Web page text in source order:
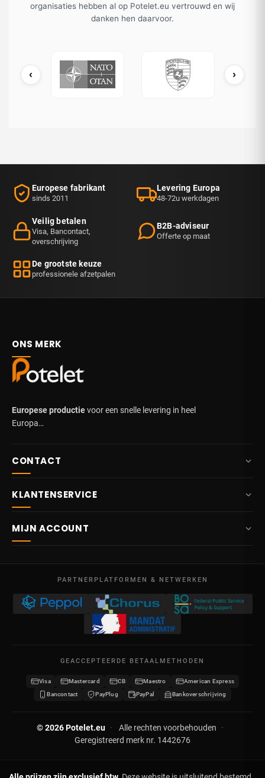
organisaties hebben al op Potelet.eu vertrouwd en wij
danken hen daarvoor.
‹
NATO / OTAN Porsche Louis Vuitton ›
Europese fabrikant
sinds 2011
Levering Europa
48-72u werkdagen
Veilig betalen
Visa, Bancontact,
overschrijving
B2B-adviseur
Offerte op maat
De grootste keuze
professionele afzetpalen
ONS MERK
Europese productievoor een snelle levering in heel
Europa…
CONTACT
Ma – Vr
09:00 – 17:00
BTW BE 0641.740.320 - RPR Luik
KLANTENSERVICE
Levering
Verkoopsvoorwaarden
Privacybeleid
MIJN ACCOUNT
Mijn creditnota's
Mijn kortingsbonnen
Word verdeler
PARTNERPLATFORMEN & NETWERKEN
GEACCEPTEERDE BETAALMETHODEN
Visa Mastercard CB Maestro
American Express
Bancontact
PayPlug PayPal Bankoverschrijving
© 2026 Potelet.eu · Alle rechten voorbehouden
·
Geregistreerd merk nr. 1442676